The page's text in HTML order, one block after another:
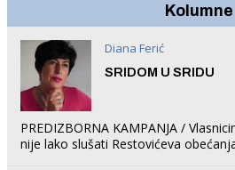
Kolumne
Diana Ferić
SRIDOM U SRIDU
PREDIZBORNA KAMPANJA /
nije lako slušati Restovićeva